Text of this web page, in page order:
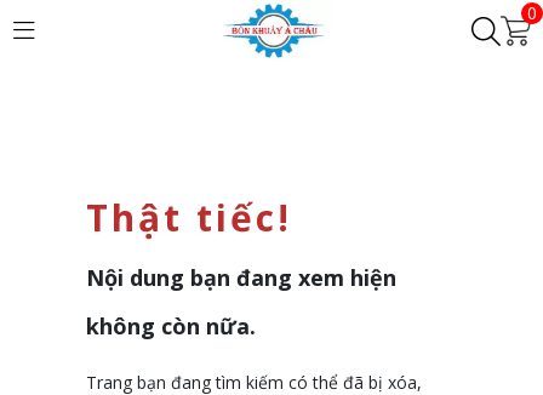
0
Thật tiếc!
Nội dung bạn đang xem hiện
không còn nữa.
Trang bạn đang tìm kiếm có thể đã bị xóa,